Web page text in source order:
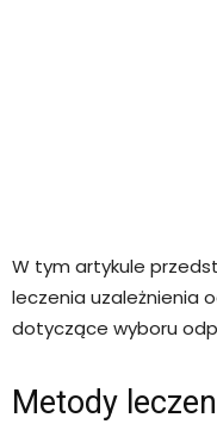
W tym artykule
leczenia uzależnienia
dotyczące wyboru
Metody